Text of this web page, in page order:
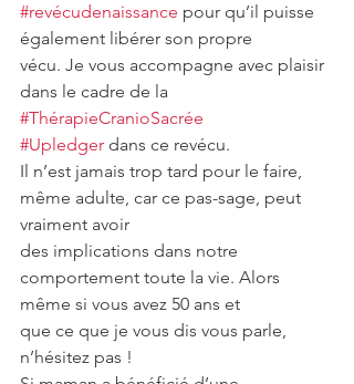
#revécudenaissance pour qu’il puisse
également libérer son propre
vécu. Je vous accompagne avec plaisir
dans le cadre de la
#ThérapieCranioSacrée
#Upledger dans ce revécu.
Il n’est jamais trop tard pour le faire,
même adulte, car ce pas-sage, peut
vraiment avoir
des implications dans notre
comportement toute la vie. Alors
même si vous avez 50 ans et
que ce que je vous dis vous parle,
n’hésitez pas !